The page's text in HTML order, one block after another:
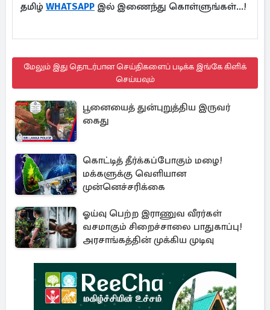
தமிழ் WHATSAPP இல் இணைந்து கொள்ளுங்கள்...!
மேலும் இது தொடர்பான செய்திகளைப் படிக்க இங்கே கிளிக்
செய்யவும்
பூனையைத் துன்புறுத்திய இருவர்
கைது
கொட்டித் தீர்க்கப்போகும் மழை!
மக்களுக்கு வெளியான
முன்னெச்சரிக்கை
ஓய்வு பெற்ற இராணுவ வீரர்கள்
வசமாகும் சிறைச்சாலை பாதுகாப்பு!
அரசாங்கத்தின் முக்கிய முடிவு